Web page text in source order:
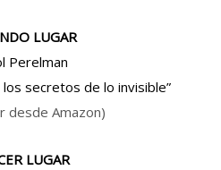
LUGAR
Perelman
secretos de lo invisible”
desde Amazon)
LUGAR